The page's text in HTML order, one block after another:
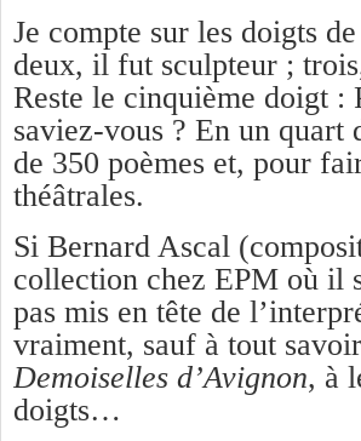
Je compte sur les doigts
deux, il fut sculpteur ;
Reste le cinquième doigt :
saviez-vous ? En un
de 350 poèmes et, pour
théâtrales.
Si Bernard Ascal
collection chez EPM où il
pas mis en tête de
vraiment, sauf à tout
Demoiselles d’Avignon, à
doigts…